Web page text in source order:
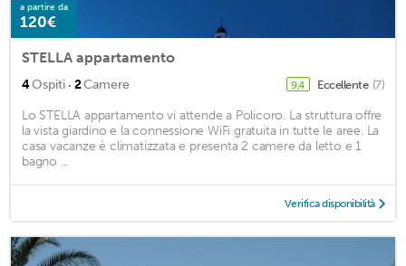
a partire da
120€
STELLA appartamento
4Ospiti · 2Camere 9,4 Eccellente (7)
Lo STELLA appartamento vi attende a Policoro. La struttura offre
la vista giardino e la connessione WiFi gratuita in tutte le aree. La
casa vacanze è climatizzata e presenta 2 camere da letto e 1
bagno ...
Verifica disponibilità